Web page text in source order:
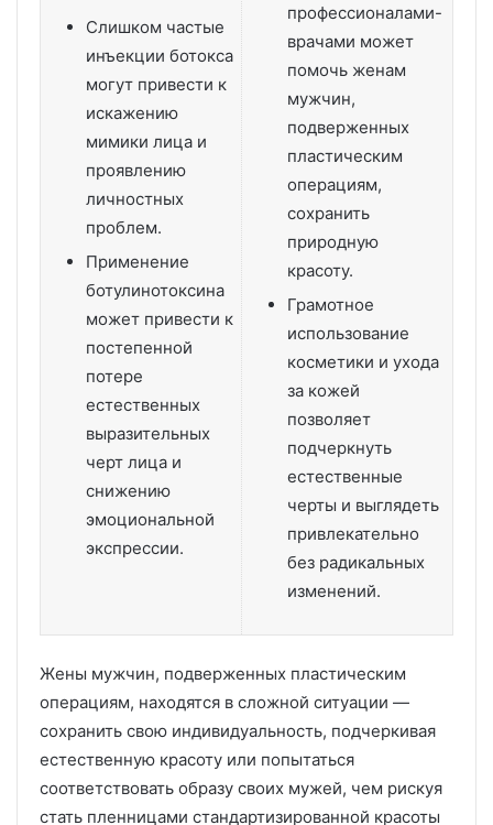
Слишком частые
инъекции ботокса
могут привести к
искажению
мимики лица и
проявлению
личностных
проблем.
Применение
ботулинотоксина
может привести к
постепенной
потере
естественных
выразительных
черт лица и
снижению
эмоциональной
экспрессии.
профессионалами-
врачами может
помочь женам
мужчин,
подверженных
пластическим
операциям,
сохранить
природную
красоту.
Грамотное
использование
косметики и ухода
за кожей
позволяет
подчеркнуть
естественные
черты и выглядеть
привлекательно
без радикальных
изменений.
Жены мужчин, подверженных пластическим
операциям, находятся в сложной ситуации —
сохранить свою индивидуальность, подчеркивая
естественную красоту или попытаться
соответствовать образу своих мужей, чем рискуя
стать пленницами стандартизированной красоты